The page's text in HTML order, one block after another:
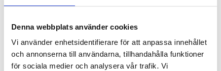
Denna webbplats använder cookies
Vi använder enhetsidentifierare för att anpassa innehållet
och annonserna till användarna, tillhandahålla funktioner
för sociala medier och analysera vår trafik. Vi
planeras rätt.
Vanliga frågor om pyttesmå
badrum